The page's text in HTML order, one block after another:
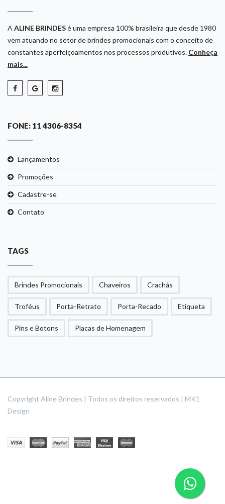
A ALINE BRINDESé uma empresa 100% brasileira que desde 1980
vem atuando no setor de brindes promocionais com o conceito de
constantes aperfeiçoamentos nos processos produtivos. Conheça
mais...
FONE: 11 4306-8354
Lançamentos
Promoções
Cadastre-se
Contato
TAGS
Brindes Promocionais Chaveiros Crachás
Troféus Porta-Retrato Porta-Recado Etiqueta
Pins e Botons Placas de Homenagem
Copyright Aline Brindes | Todos os direitos reservados | MK1
Design